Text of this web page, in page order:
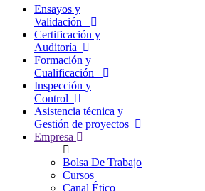
Ensayos y
Validación
Certificación y
Auditoría
Formación y
Cualificación
Inspección y
Control
Asistencia técnica y
Gestión de proyectos
Empresa
Bolsa De Trabajo
Cursos
Canal Ético